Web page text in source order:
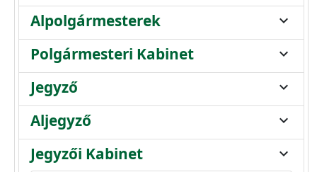
Alpolgármesterek expand_more
Polgármesteri Kabinet expand_more
Jegyző expand_more
Aljegyző expand_more
Jegyzői Kabinet expand_more